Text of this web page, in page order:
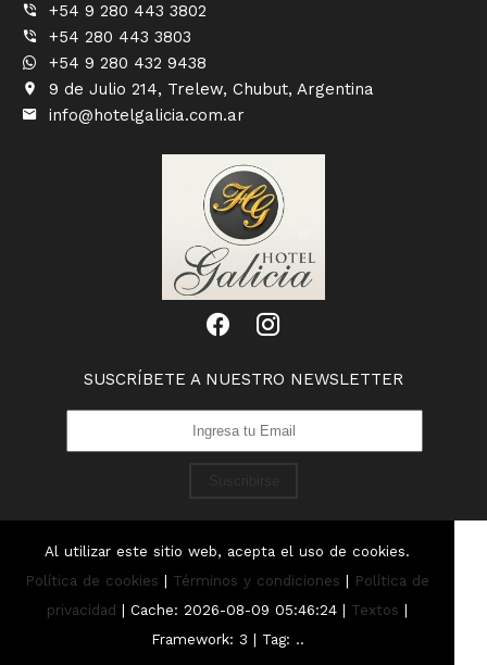
+54 9 280 443 3802
+54 280 443 3803
+54 9 280 432 9438
9 de Julio 214, Trelew, Chubut, Argentina
info@hotelgalicia.com.ar
SUSCRÍBETE A NUESTRO NEWSLETTER
Al utilizar este sitio web, acepta el uso de cookies.
Política de cookies | Términos y condiciones | Política de
privacidad | Cache: 2026-08-09 05:46:24 | Textos |
Framework: 3 | Tag: ..